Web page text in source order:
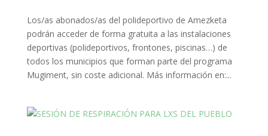
Los/as abonados/as del polideportivo de Amezketa
podrán acceder de forma gratuita a las instalaciones
deportivas (polideportivos, frontones, piscinas…) de
todos los municipios que forman parte del programa
Mugiment, sin coste adicional. Más información en:...